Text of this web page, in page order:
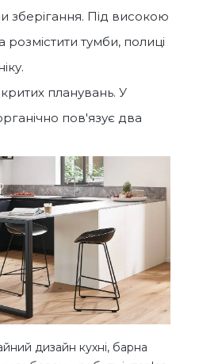
зберігання. Під високою
тумби, полиці
планувань. У
пов'язує два
дизайн кухні, барна